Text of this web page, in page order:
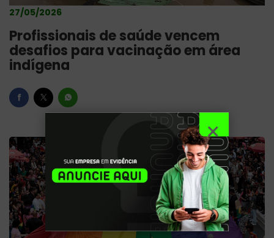
27/05/2026
Profissionais de saúde vencem
desafios para vacinação em área
indígena